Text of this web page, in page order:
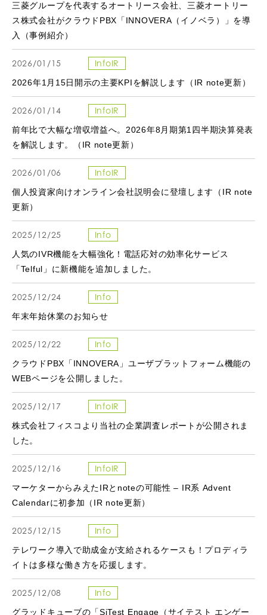
三菱グループを代表するオートリース会社、三菱オートリー
ス株式会社がクラウドPBX「INNOVERA（イノベラ）」を導
入（事例紹介）
2026/01/15 InfoIR
2026年1月15日開示の主要KPIを解説します（IR note更新）
2026/01/14 InfoIR
前年比で大幅な増収増益へ。2026年8月期第1四半期決算発表
を解説します。（IR note更新）
2026/01/06 InfoIR
個人投資家向けオンライン会社説明会に登壇します（IR note
更新）
2025/12/25 Info
人気のIVR機能を大幅強化！電話応対の効率化サービス
「Telful」に新機能を追加しました。
2025/12/24 Info
年末年始休業のお知らせ
2025/12/22 Info
クラウドPBX「INNOVERA」ユーザプラットフォーム機能の
WEBページを公開しました。
2025/12/17 InfoIR
株式会社フィスコより当社の企業調査レポートが公開されま
した。
2025/12/16 InfoIR
マーケターからみえたIRとnoteの可能性 – IR系 Advent
Calendarに初参加（IR note更新）
2025/12/15 Info
テレワーク導入で助成金が支給されるケースも！プロディラ
イトは多様な働き方を応援します。
2025/12/08 Info
グラッドキューブの「SiTest Engage（サイテスト エンゲー